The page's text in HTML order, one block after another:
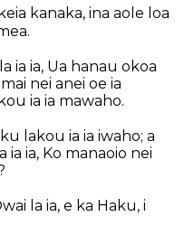
kanaka, ina aole loa
ia ia, Ua hanau okoa
nei anei oe ia
ia ia mawaho.
lakou ia ia iwaho; a
ia ia, Ko manaoio nei
la ia, e ka Haku, i